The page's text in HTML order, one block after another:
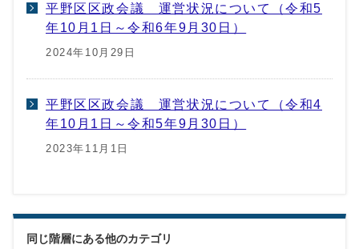
平野区区政会議 運営状況について（令和5
年10月1日～令和6年9月30日）
2024年10月29日
平野区区政会議 運営状況について（令和4
年10月1日～令和5年9月30日）
2023年11月1日
同じ階層にある他のカテゴリ